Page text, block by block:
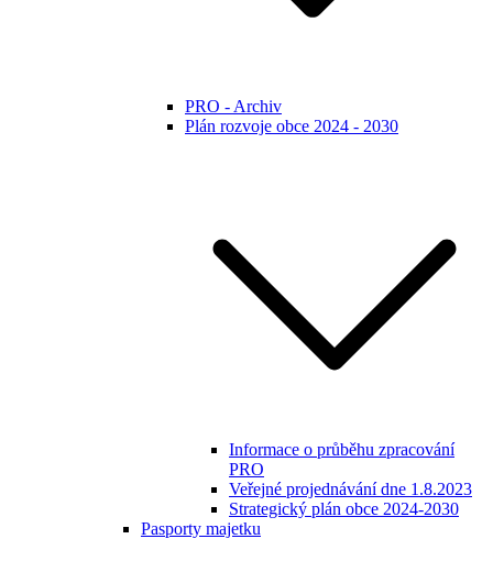
PRO - Archiv
Plán rozvoje obce 2024 - 2030
Informace o průběhu zpracování
PRO
Veřejné projednávání dne 1.8.2023
Strategický plán obce 2024-2030
Pasporty majetku